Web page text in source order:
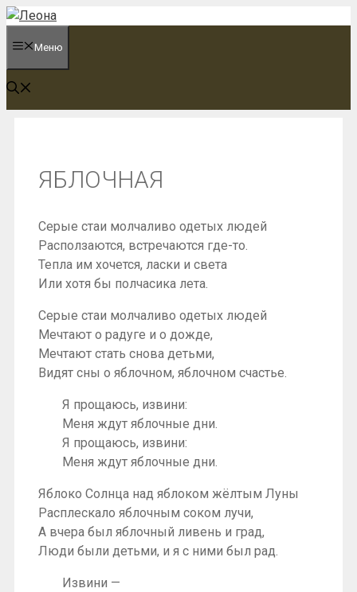
Перейти
содержимому
Меню
ЯБЛОЧНАЯ
Серые стаи молчаливо одетых людей
Расползаются, встречаются где-то.
Тепла им хочется, ласки и света
Или хотя бы полчасика лета.
Серые стаи молчаливо одетых людей
Мечтают о радуге и о дожде,
Мечтают стать снова детьми,
Видят сны о яблочном, яблочном счастье.
Я прощаюсь, извини:
Меня ждут яблочные дни.
Я прощаюсь, извини:
Меня ждут яблочные дни.
Яблоко Солнца над яблоком жёлтым Луны
Расплескало яблочным соком лучи,
А вчера был яблочный ливень и град,
Люди были детьми, и я с ними был рад.
Извини —